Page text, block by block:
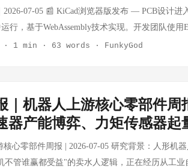
07-10 📰 宇树发起物理AI UniBot世界挑战赛
化性不足的核心瓶颈。挑战赛基于Unitree G1人形
力，涵盖抓取、放置与双手协调等32项真实世
升级、四层安全守护及Skills技能广场。发布联
YOGA Pro 15锐龙版（国补18499元）、小新Air
| 时间：2026-07-10 📰 中兴通讯倪飞：AI手机的
部总裁倪飞表示，当前AI手机更像是给手机叠
会从"功能叠加"走向"原生智能体"，手机将主
AI Halo：4000美元AI开发套件 来源：LTT
套件，定价 4000 美元，面向 AI 应用开发者。该
2026-07-05 📰 KiCad浏览器版发布 — PCB设计进
行，基于WebAssembly技术实现。开发团队使
容等难题。应用加载从10秒优化至1秒，Open
更日志中查看。 来源：Shadcn/UI官方 | 时间：
Phosh（基于GNOME的移动Linux开源UI）发布
移动设备的核心系统，持续推动开源移动生态发
Conquer: Generals通过Fable原生移植至macOS/
· 1 min · 63 words · FunkyGod
｜机器人上游核心零部件周
器产能博弈、力矩传感器起
核心零部件周报 | 2026-07-05 研究背景：人形机
不管谁赢都受益"的卖水人逻辑，正在经历从工